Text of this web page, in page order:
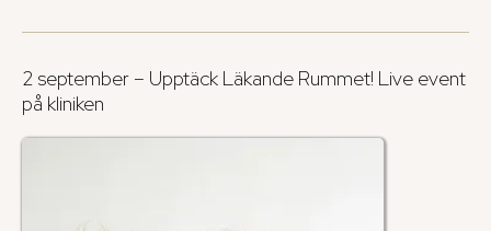
2 september – Upptäck Läkande Rummet! Live event
på kliniken